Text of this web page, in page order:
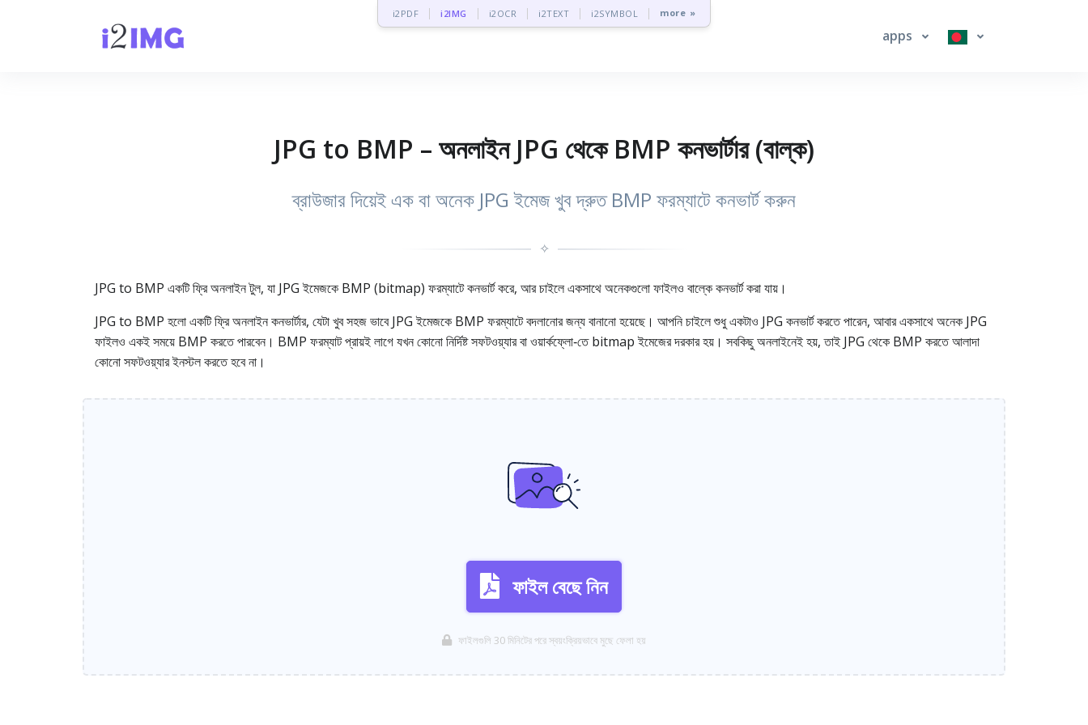
i2PDF i2IMG i2OCR i2TEXT i2SYMBOL more »
apps
JPG to BMP – অনলাইন JPG থেকে BMP কনভার্টার (বাল্ক)
ব্রাউজার দিয়েই এক বা অনেক JPG ইমেজ খুব দ্রুত BMP ফরম্যাটে কনভার্ট করুন
✧
JPG to BMP একটি ফ্রি অনলাইন টুল, যা JPG ইমেজকে BMP (bitmap) ফরম্যাটে কনভার্ট করে, আর চাইলে একসাথে অনেকগুলো ফাইলও বাল্কে কনভার্ট করা যায়।
JPG to BMP হলো একটি ফ্রি অনলাইন কনভার্টার, যেটা খুব সহজ ভাবে JPG ইমেজকে BMP ফরম্যাটে বদলানোর জন্য বানানো হয়েছে। আপনি চাইলে শুধু একটাও JPG কনভার্ট করতে পারেন, আবার একসাথে অনেক JPG
ফাইলও একই সময়ে BMP করতে পারবেন। BMP ফরম্যাট প্রায়ই লাগে যখন কোনো নির্দিষ্ট সফটওয়্যার বা ওয়ার্কফ্লো‑তে bitmap ইমেজের দরকার হয়। সবকিছু অনলাইনেই হয়, তাই JPG থেকে BMP করতে আলাদা
কোনো সফটওয়্যার ইনস্টল করতে হবে না।
ফাইল বেছে নিন
ফাইলগুলি 30 মিনিটের পরে স্বয়ংক্রিয়ভাবে মুছে ফেলা হয়